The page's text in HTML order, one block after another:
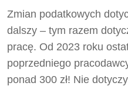
Zmian podatkowych
dalszy – tym razem
pracę. Od 2023 roku
poprzedniego
ponad 300 zł! Nie